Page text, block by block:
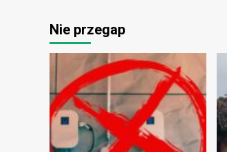
Rosji
przeciwko
Ukrainie
coraz
bliżej.
Zełenski
ujawnia
potencjalne
Nie przegap